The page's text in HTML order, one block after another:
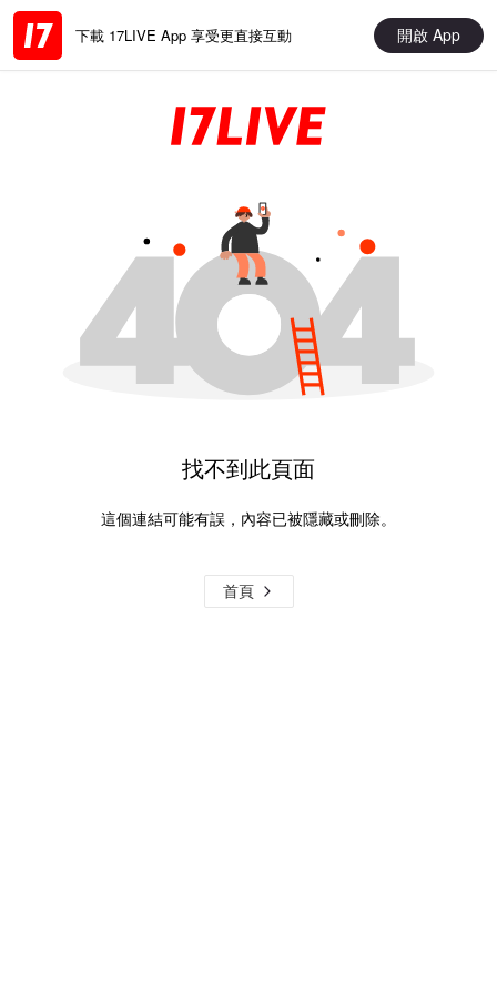
下載 17LIVE App 享受更直接互動 開啟 App
找不到此頁面
這個連結可能有誤，內容已被隱藏或刪除。
首頁